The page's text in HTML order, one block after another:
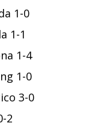
1-0
1-1
1-4
1-0
3-0
2